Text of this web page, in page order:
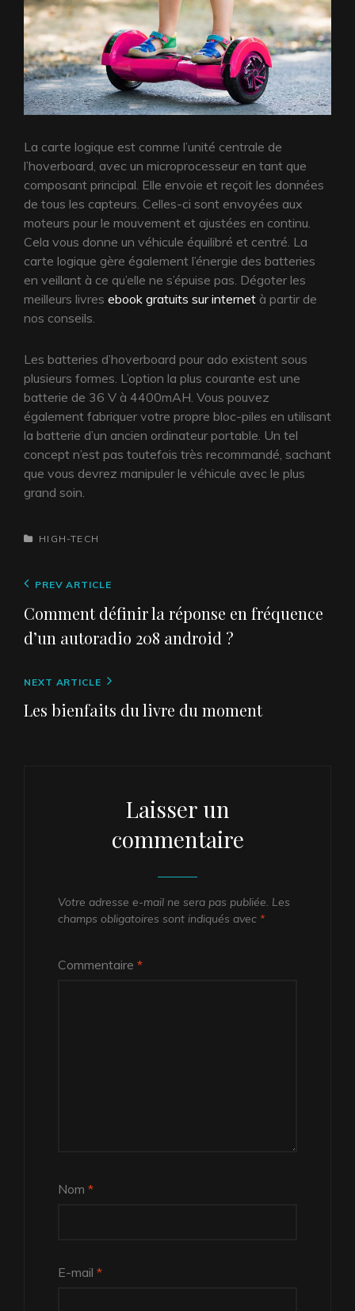
La carte logique est comme l’unité centrale de
l’hoverboard, avec un microprocesseur en tant que
composant principal. Elle envoie et reçoit les données
de tous les capteurs. Celles-ci sont envoyées aux
moteurs pour le mouvement et ajustées en continu.
Cela vous donne un véhicule équilibré et centré. La
carte logique gère également l’énergie des batteries
en veillant à ce qu’elle ne s’épuise pas. Dégoter les
meilleurs livres ebook gratuits sur internet à partir de
nos conseils.
Les batteries d’hoverboard pour ado existent sous
plusieurs formes. L’option la plus courante est une
batterie de 36 V à 4400mAH. Vous pouvez
également fabriquer votre propre bloc-piles en utilisant
la batterie d’un ancien ordinateur portable. Un tel
concept n’est pas toutefois très recommandé, sachant
que vous devrez manipuler le véhicule avec le plus
grand soin.
CATEGORIES
HIGH-TECH
Navigation
de
l’article
Previous
Post
PREV ARTICLE
Comment définir la réponse en fréquence
d’un autoradio 208 android ?
Next
Post
NEXT ARTICLE
Les bienfaits du livre du moment
Laisser un
commentaire
Votre adresse e-mail ne sera pas publiée. Les
champs obligatoires sont indiqués avec *
Commentaire *
Nom *
E-mail *